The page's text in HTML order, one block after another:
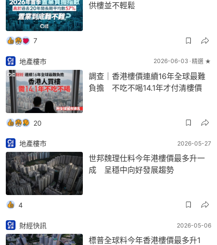
供樓並不輕鬆
7
地產樓市 2026-06-03 精選 ★
調查｜香港樓價連續16年全球最難
負擔 不吃不喝14.1年才付清樓價
20
地產樓市 2026-05-27
世邦魏理仕料今年港樓價最多升一
成 呈穩中向好發展趨勢
4
財經快訊 2026-05-06
標普全球料今年香港樓價最多升1